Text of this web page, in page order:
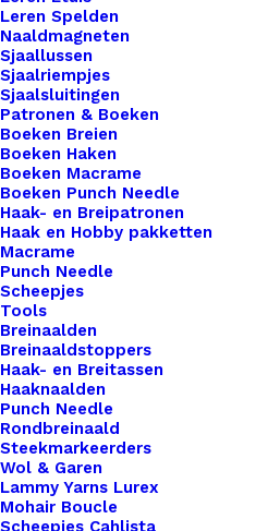
Leren Spelden
Naaldmagneten
Sjaallussen
Sjaalriempjes
Sjaalsluitingen
Patronen & Boeken
Boeken Breien
Boeken Haken
Boeken Macrame
Boeken Punch Needle
Haak- en Breipatronen
Haak en Hobby pakketten
Macrame
Punch Needle
Scheepjes
Tools
Breinaalden
Breinaaldstoppers
Haak- en Breitassen
Haaknaalden
Punch Needle
Rondbreinaald
Steekmarkeerders
Wol & Garen
Lammy Yarns Lurex
Mohair Boucle
Scheepjes Cahlista
Wil je je handgemaakte
een hoger niveau tillen?
prachtige leren labels, de
voor al je creaties. Met onze
alleen een professionele
werk, maar ook een
ambachtelijke
de rest. Voor de bewuste
ons bieden we ook een
labels aan die volledig
Gemaakt van hoogwaardig
zijn deze labels een
voor traditioneel leer, zonder
aan stijl of kwaliteit.
5 op voorraad
Big
Labels